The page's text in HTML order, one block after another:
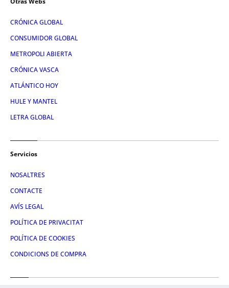
CRÓNICA GLOBAL
CONSUMIDOR GLOBAL
METROPOLI ABIERTA
CRÓNICA VASCA
ATLÁNTICO HOY
HULE Y MANTEL
LETRA GLOBAL
Servicios
NOSALTRES
CONTACTE
AVÍS LEGAL
POLÍTICA DE PRIVACITAT
POLÍTICA DE COOKIES
CONDICIONS DE COMPRA